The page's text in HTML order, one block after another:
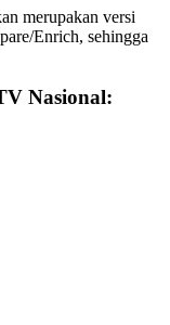
merupakan versi
Enrich, sehingga
Nasional: